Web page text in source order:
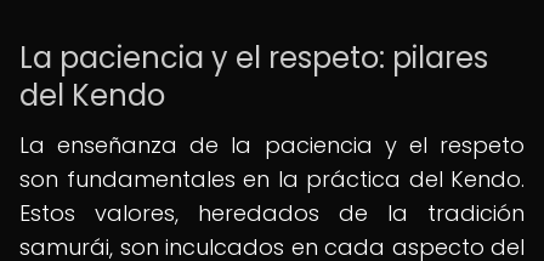
La paciencia y el respeto: pilares
del Kendo
La enseñanza de la paciencia y el respeto
son fundamentales en la práctica del Kendo.
Estos valores, heredados de la tradición
samurái, son inculcados en cada aspecto del